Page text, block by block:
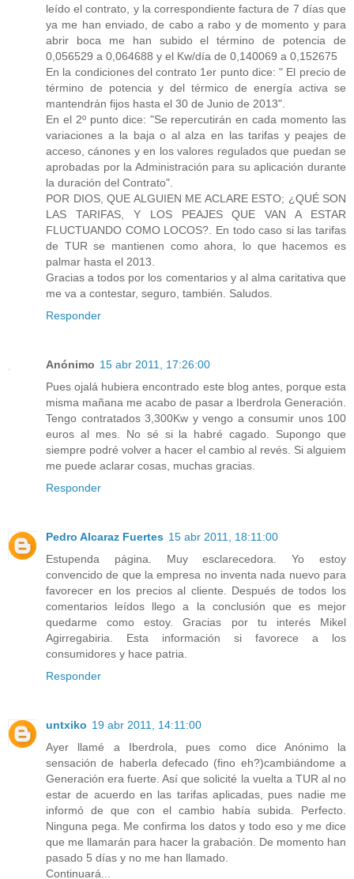
leído el contrato, y la correspondiente factura de 7 días que
ya me han enviado, de cabo a rabo y de momento y para
abrir boca me han subido el término de potencia de
0,056529 a 0,064688 y el Kw/día de 0,140069 a 0,152675
En la condiciones del contrato 1er punto dice: " El precio de
término de potencia y del térmico de energía activa se
mantendrán fijos hasta el 30 de Junio de 2013".
En el 2º punto dice: "Se repercutirán en cada momento las
variaciones a la baja o al alza en las tarifas y peajes de
acceso, cánones y en los valores regulados que puedan se
aprobadas por la Administración para su aplicación durante
la duración del Contrato".
POR DIOS, QUE ALGUIEN ME ACLARE ESTO; ¿QUÉ SON
LAS TARIFAS, Y LOS PEAJES QUE VAN A ESTAR
FLUCTUANDO COMO LOCOS?. En todo caso si las tarifas
de TUR se mantienen como ahora, lo que hacemos es
palmar hasta el 2013.
Gracias a todos por los comentarios y al alma caritativa que
me va a contestar, seguro, también. Saludos.
Responder
Anónimo 15 abr 2011, 17:26:00
Pues ojalá hubiera encontrado este blog antes, porque esta
misma mañana me acabo de pasar a Iberdrola Generación.
Tengo contratados 3,300Kw y vengo a consumir unos 100
euros al mes. No sé si la habré cagado. Supongo que
siempre podré volver a hacer el cambio al revés. Si alguiem
me puede aclarar cosas, muchas gracias.
Responder
Pedro Alcaraz Fuertes 15 abr 2011, 18:11:00
Estupenda página. Muy esclarecedora. Yo estoy
convencido de que la empresa no inventa nada nuevo para
favorecer en los precios al cliente. Después de todos los
comentarios leídos llego a la conclusión que es mejor
quedarme como estoy. Gracias por tu interés Mikel
Agirregabiria. Esta información si favorece a los
consumidores y hace patria.
Responder
untxiko 19 abr 2011, 14:11:00
Ayer llamé a Iberdrola, pues como dice Anónimo la
sensación de haberla defecado (fino eh?)cambiándome a
Generación era fuerte. Así que solicité la vuelta a TUR al no
estar de acuerdo en las tarifas aplicadas, pues nadie me
informó de que con el cambio había subida. Perfecto.
Ninguna pega. Me confirma los datos y todo eso y me dice
que me llamarán para hacer la grabación. De momento han
pasado 5 días y no me han llamado.
Continuará...